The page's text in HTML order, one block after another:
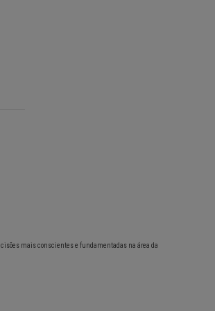
mais conscientes e fundamentadas na área da